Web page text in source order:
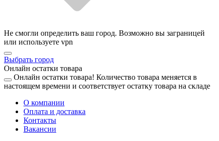
Не смогли определить ваш город. Возможно вы заграницей
или используете vpn
Выбрать город
Онлайн остатки товара
Онлайн остатки товара! Количество товара меняется в
настоящем времени и соответствует остатку товара на складе
О компании
Оплата и доставка
Контакты
Вакансии